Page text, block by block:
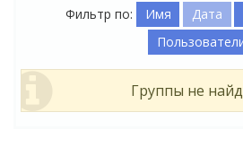
Фильтр по: Имя Дата
Группы не